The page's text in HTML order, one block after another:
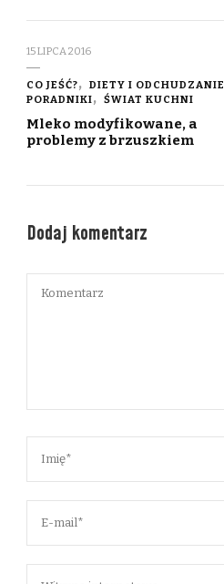
15 LIPCA 2016
CO JEŚĆ?
DIETY I ODCHUDZANIE
PORADNIKI
ŚWIAT KUCHNI
Mleko modyfikowane, a
problemy z brzuszkiem
Dodaj komentarz